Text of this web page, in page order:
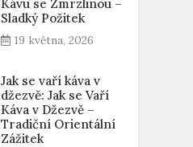
Kávu se Zmrzlinou –
Sladký Požitek
19 května, 2026
Jak se vaří káva v
džezvě: Jak se Vaří
Káva v Džezvě –
Tradiční Orientální
Zážitek